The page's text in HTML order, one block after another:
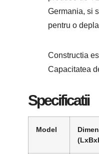
Germania, si
pentru o
Constructia
Capacitatea
Specificatii
Model